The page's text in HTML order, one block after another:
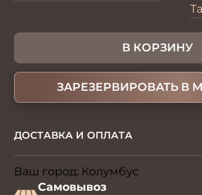
В КОРЗИНУ
ЗАРЕЗЕРВИРОВАТЬ В
ДОСТАВКА И ОПЛАТА
Ваш город: Колумбус
Самовывоз